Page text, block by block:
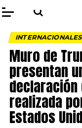
INTERNACIONALES
Muro de
presentan
declaración
realizada
Estados